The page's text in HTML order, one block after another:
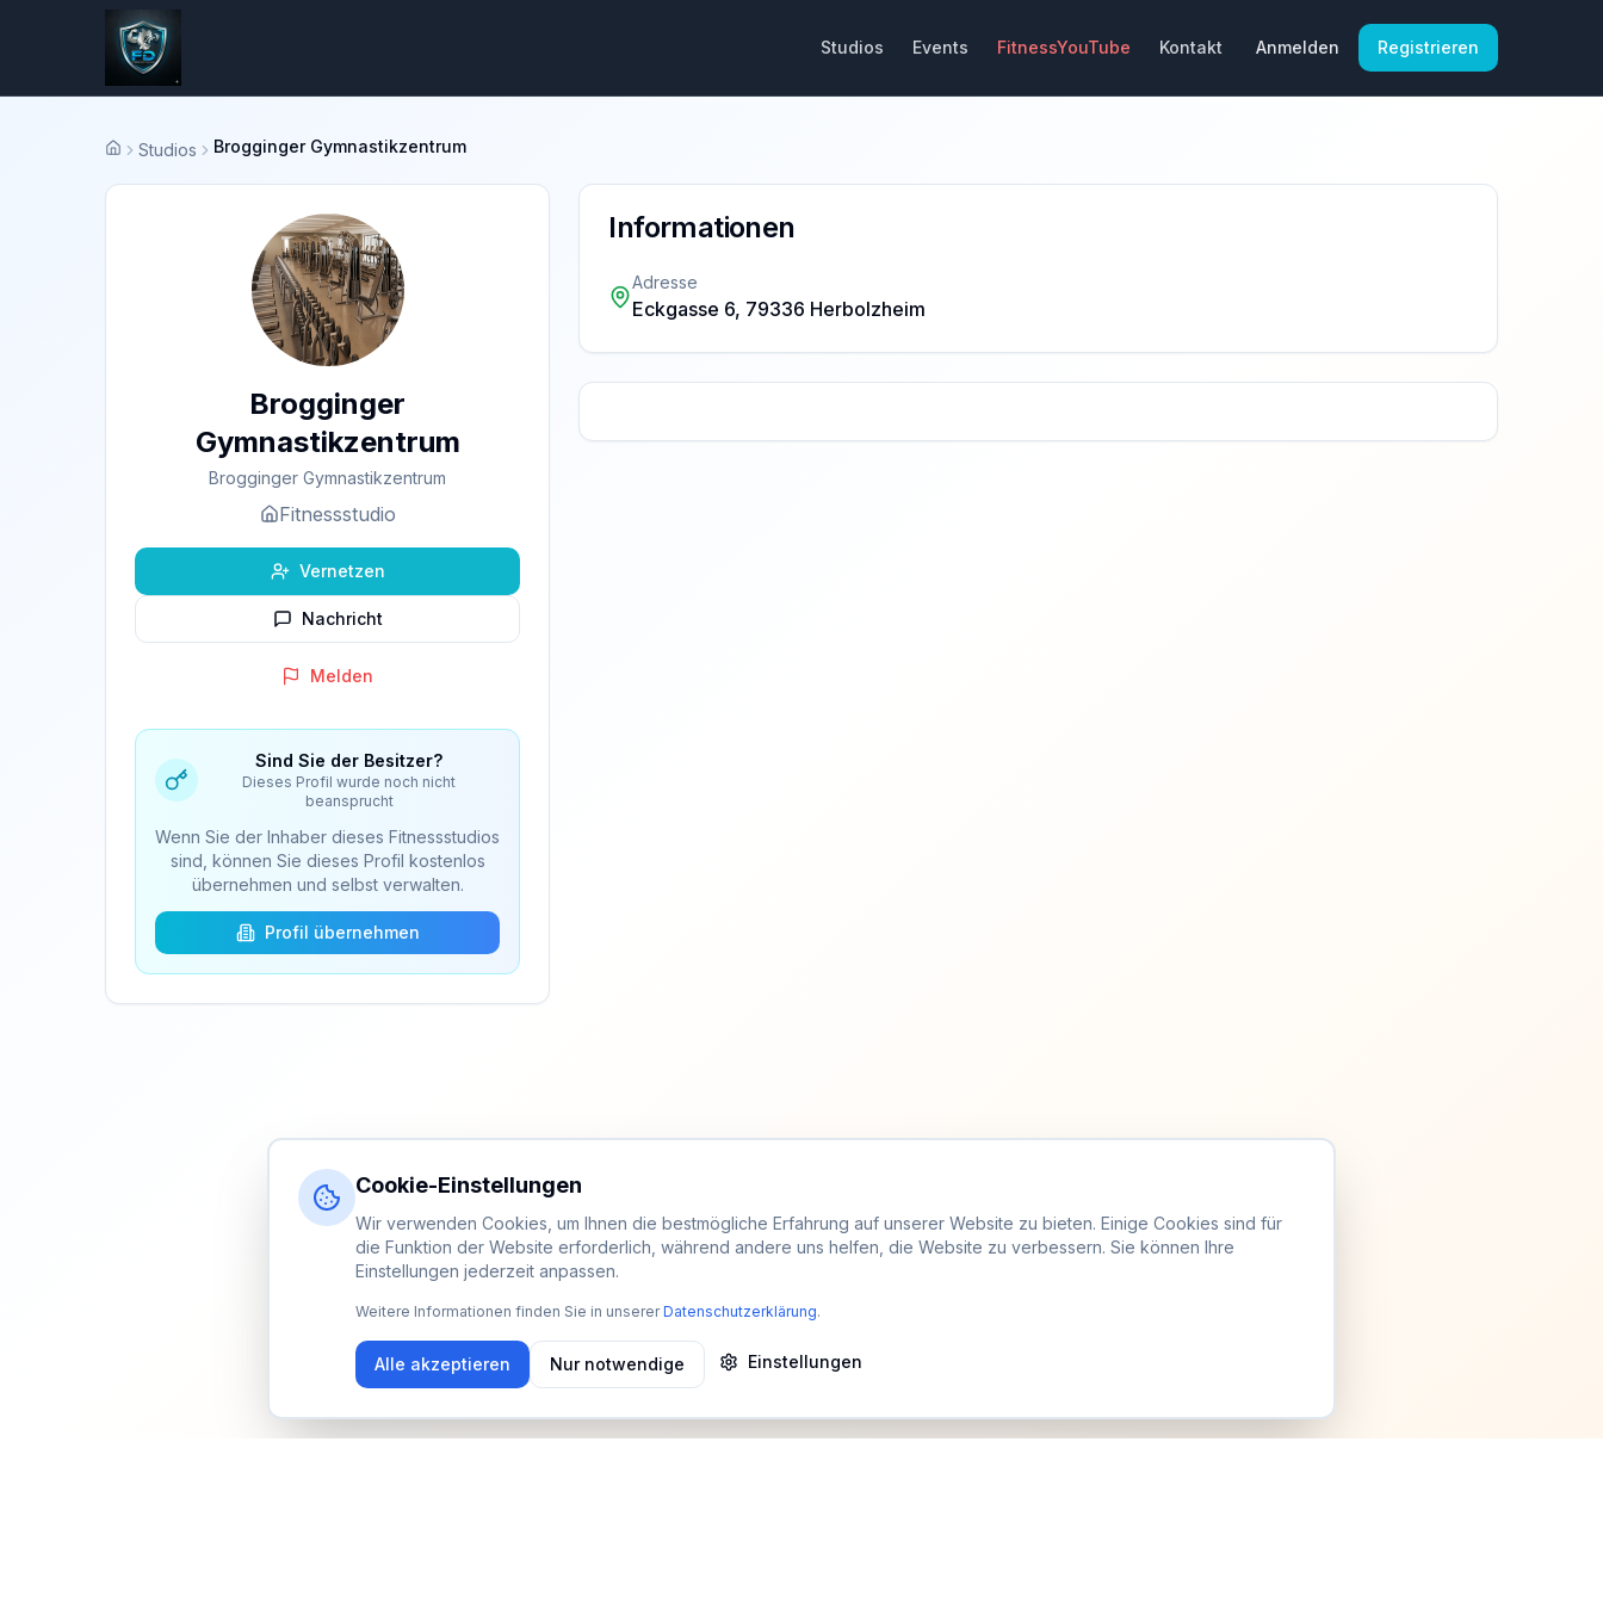
Studios Events FitnessYouTube Kontakt Anmelden Registrieren
Startseite
Studios Brogginger Gymnastikzentrum
Brogginger
Gymnastikzentrum
Brogginger Gymnastikzentrum
Fitnessstudio
Vernetzen
Nachricht
Melden
Sind Sie der Besitzer?
Dieses Profil wurde noch nicht
beansprucht
Wenn Sie der Inhaber dieses Fitnessstudios
sind, können Sie dieses Profil kostenlos
übernehmen und selbst verwalten.
Profil übernehmen
Informationen
Adresse
Eckgasse 6, 79336 Herbolzheim
Cookie-Einstellungen
Wir verwenden Cookies, um Ihnen die bestmögliche Erfahrung auf unserer Website zu bieten. Einige Cookies sind für
die Funktion der Website erforderlich, während andere uns helfen, die Website zu verbessern. Sie können Ihre
Einstellungen jederzeit anpassen.
Weitere Informationen finden Sie in unserer Datenschutzerklärung.
Alle akzeptieren Nur notwendige Einstellungen